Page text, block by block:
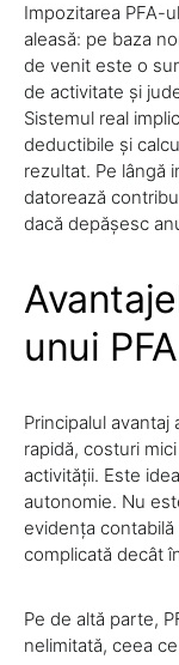
Impozitarea PFA-
aleasă: pe baza
de venit este o
de activitate și
Sistemul real
deductibile și
rezultat. Pe lângă
datorează
dacă depășesc
unui PFA
Principalul
rapidă, costuri
activității. Este
autonomie. Nu
evidența
complicată decât
Pe de altă parte,
nelimitată, ceea